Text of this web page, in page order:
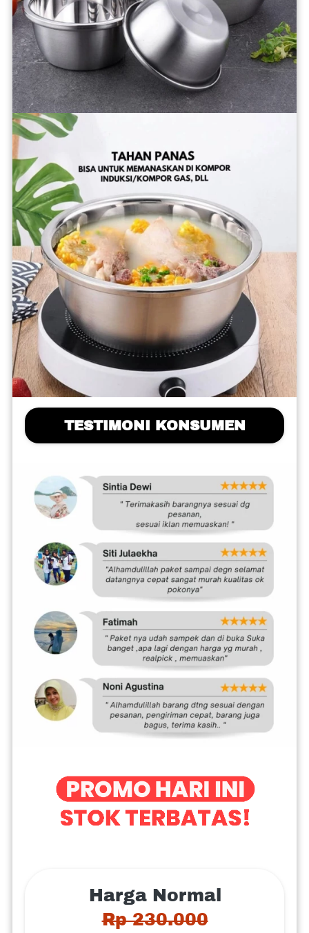
TESTIMONI KONSUMEN
Harga Normal
Rp 230.000